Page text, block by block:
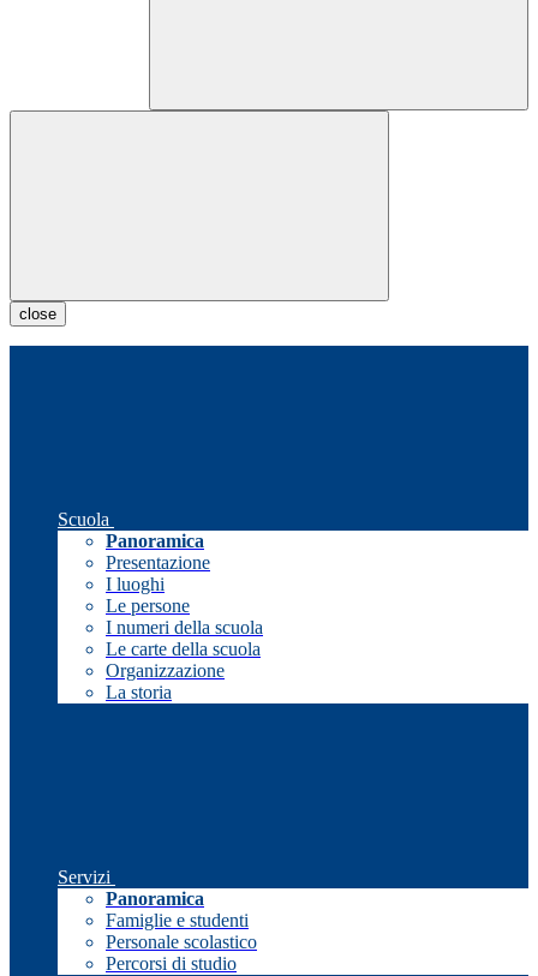
close
Scuola
Panoramica
Presentazione
I luoghi
Le persone
I numeri della scuola
Le carte della scuola
Organizzazione
La storia
Servizi
Panoramica
Famiglie e studenti
Personale scolastico
Percorsi di studio